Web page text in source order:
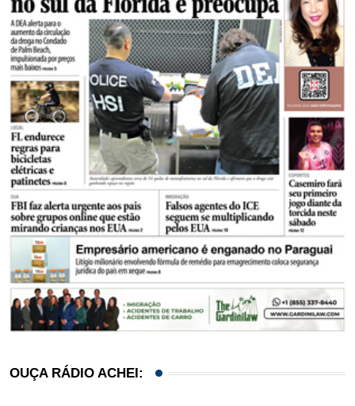
OUÇA RÁDIO ACHEI: